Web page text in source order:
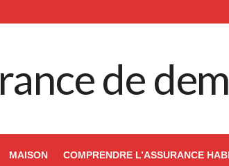
de
MAISON COMPRENDRE L’ASSURANCE